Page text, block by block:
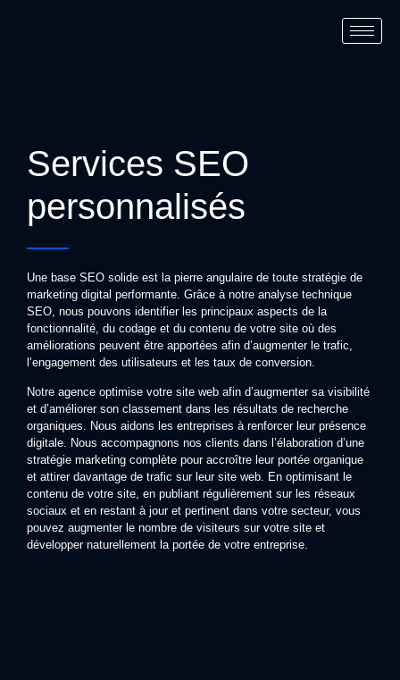
Services SEO
personnalisés
Une base SEO solide est la pierre angulaire de toute stratégie de
marketing digital performante. Grâce à notre analyse technique
SEO, nous pouvons identifier les principaux aspects de la
fonctionnalité, du codage et du contenu de votre site où des
améliorations peuvent être apportées afin d’augmenter le trafic,
l’engagement des utilisateurs et les taux de conversion.
Notre agence optimise votre site web afin d’augmenter sa visibilité
et d’améliorer son classement dans les résultats de recherche
organiques. Nous aidons les entreprises à renforcer leur présence
digitale. Nous accompagnons nos clients dans l’élaboration d’une
stratégie marketing complète pour accroître leur portée organique
et attirer davantage de trafic sur leur site web. En optimisant le
contenu de votre site, en publiant régulièrement sur les réseaux
sociaux et en restant à jour et pertinent dans votre secteur, vous
pouvez augmenter le nombre de visiteurs sur votre site et
développer naturellement la portée de votre entreprise.